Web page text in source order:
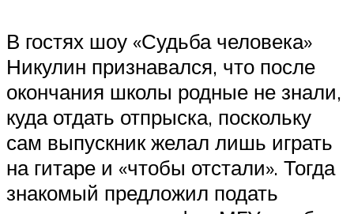
В гостях шоу «Судьба человека»
Никулин признавался, что после
окончания школы родные не знали,
куда отдать отпрыска, поскольку
сам выпускник желал лишь играть
на гитаре и «чтобы отстали». Тогда
знакомый предложил подать